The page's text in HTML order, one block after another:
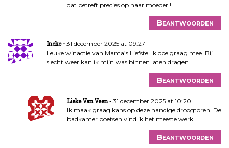
dat betreft precies op haar moeder !!
Beantwoorden
Ineke
31 december 2025 at 09:27
Leuke winactie van Mama’s Liefste. Ik doe graag mee. Bij
slecht weer kan ik mijn was binnen laten dragen.
Beantwoorden
Lieke Van Veen
31 december 2025 at 10:20
Ik maak graag kans op deze handige droogtoren. De
badkamer poetsen vind ik het meeste werk.
Beantwoorden